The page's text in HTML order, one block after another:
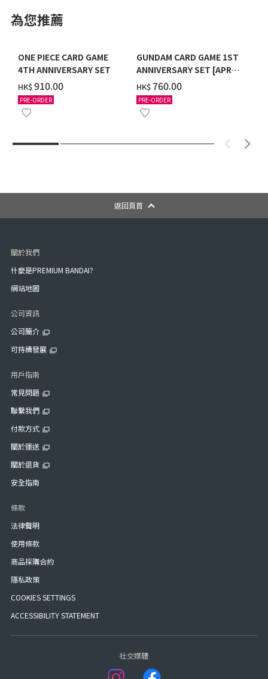
為您推薦
ONE PIECE CARD GAME
4TH ANNIVERSARY SET
HK$‌910.00
PRE-ORDER
GUNDAM CARD GAME 1ST
ANNIVERSARY SET [APR
2027 DELIVERY]
HK$‌760.00
PRE-ORDER
返回頁首
關於我們
什麼是PREMIUM BANDAI?
網站地圖
公司資訊
公司簡介
可持續發展
用戶指南
常見問題
聯繫我們
付款方式
關於運送
關於退貨
安全指南
條款
法律聲明
使用條款
商品採購合約
隱私政策
COOKIES SETTINGS
ACCESSIBILITY STATEMENT
社交媒體